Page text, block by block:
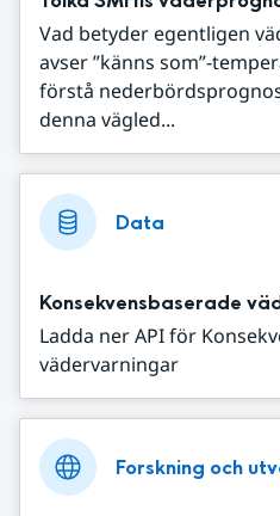
Vad betyder egentligen
avser ”känns som”-
förstå
denna vägled...
Data
Konsekvensbaserade
Ladda ner API för
vädervarningar
Forskning och